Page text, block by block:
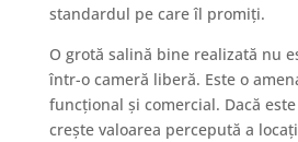
standardul pe care îl promiți.
O grotă salină bine realizată nu
într-o cameră liberă. Este o
funcțional și comercial. Dacă
crește valoarea percepută a